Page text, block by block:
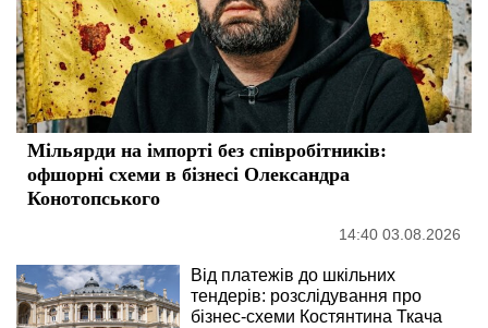
Мільярди на імпорті без співробітників:
офшорні схеми в бізнесі Олександра
Конотопського
14:40 03.08.2026
Від платежів до шкільних
тендерів: розслідування про
бізнес-схеми Костянтина Ткача